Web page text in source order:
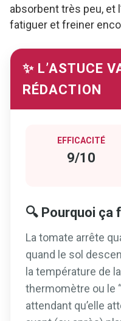
absorbent très peu, et
fatiguer et freiner
✨ L’ASTUCE
RÉDACTION
EFFICACITÉ
9/10
🔍 Pourquoi ça
La tomate arrête
quand le sol
la température de
thermomètre ou le
attendant qu’elle